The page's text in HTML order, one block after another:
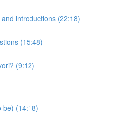
introductions (22:18)
(15:48)
(9:12)
be) (14:18)